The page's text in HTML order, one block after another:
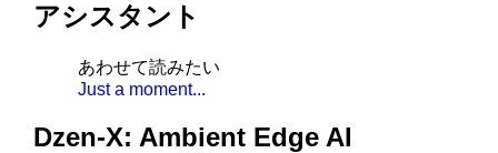
アシスタント
あわせて読みたい
Just a moment...
Dzen-X: Ambient Edge AI